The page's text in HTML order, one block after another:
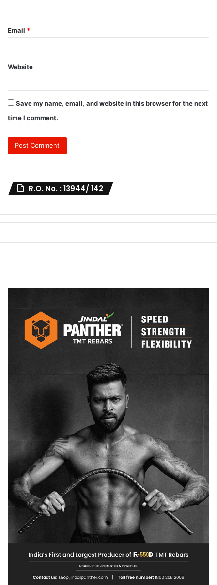
Email *
Website
Save my name, email, and website in this browser for the next
time I comment.
R.O. No. : 13944/ 142